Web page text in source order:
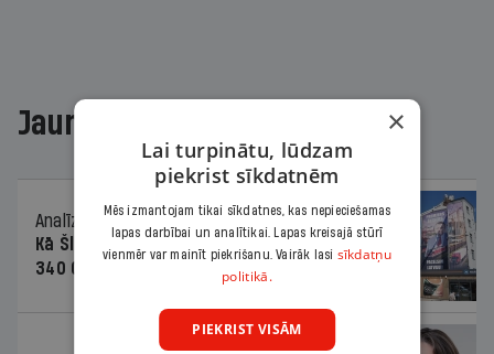
Jaunākajā žurnālā
Analīze
06.08.2026.
Kā Šlesera partija palika nesodīta par
340 000 vērtu reklāmas kampaņu
×
Lai turpinātu, lūdzam
piekrist sīkdatnēm
Mēs izmantojam tikai sīkdatnes, kas nepieciešamas
lapas darbībai un analītikai. Lapas kreisajā stūrī
vienmēr var mainīt piekrišanu. Vairāk lasi sīkdatņu
politikā.
PIEKRIST VISĀM